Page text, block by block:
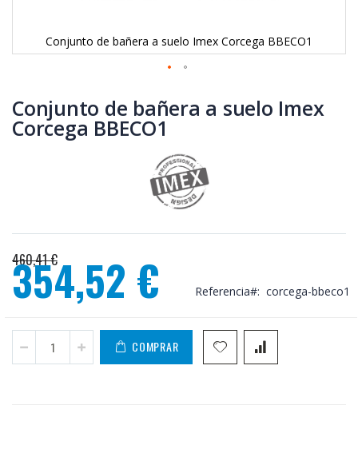
Conjunto de bañera a suelo Imex Corcega BBECO1
al
comienzo
de
Conjunto de bañera a suelo Imex
Corcega BBECO1
460,41 €
Precio
especial
354,52 € Referencia corcega-bbeco1
COMPRAR